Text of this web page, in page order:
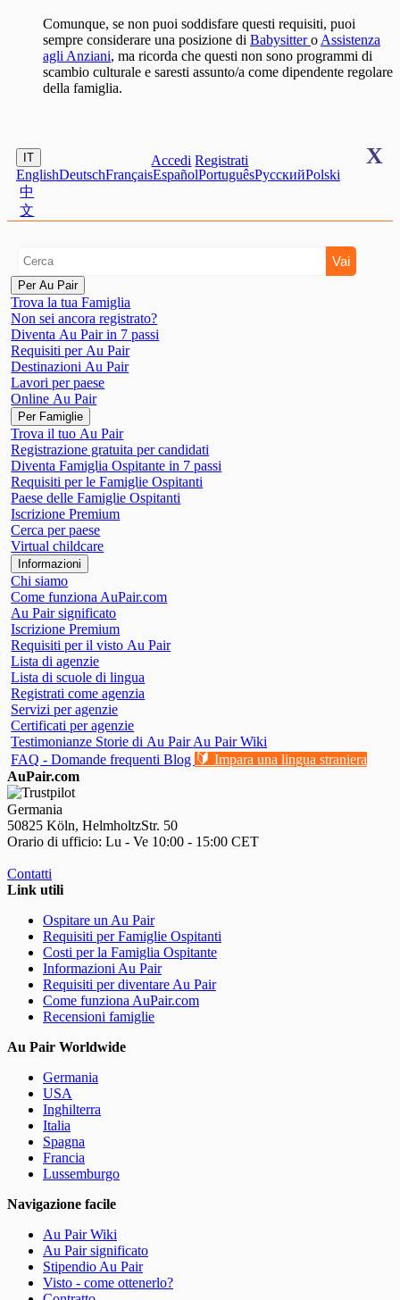
Comunque, se non puoi soddisfare questi requisiti, puoi
sempre considerare una posizione di Babysittero Assistenza
agli Anziani, ma ricorda che questi non sono programmi di
scambio culturale e saresti assunto/a come dipendente regolare
della famiglia.
IT
EnglishDeutschFrançaisEspañolPortuguêsPусскийPolski
中
文
Accedi Registrati X
Per Au Pair
Trova la tua Famiglia
Non sei ancora registrato?
Diventa Au Pair in 7 passi
Requisiti per Au Pair
Destinazioni Au Pair
Lavori per paese
Online Au Pair
Per Famiglie
Trova il tuo Au Pair
Registrazione gratuita per candidati
Diventa Famiglia Ospitante in 7 passi
Requisiti per le Famiglie Ospitanti
Paese delle Famiglie Ospitanti
Iscrizione Premium
Cerca per paese
Virtual childcare
Informazioni
Chi siamo
Come funziona AuPair.com
Au Pair significato
Iscrizione Premium
Requisiti per il visto Au Pair
Lista di agenzie
Lista di scuole di lingua
Registrati come agenzia
Servizi per agenzie
Certificati per agenzie
Testimonianze Storie di Au PairAu Pair Wiki
FAQ - Domande frequentiBlog 🔰 Impara una lingua straniera
AuPair.com
Germania
50825 Köln, HelmholtzStr. 50
Orario di ufficio: Lu - Ve 10:00 - 15:00 CET
Contatti
Link utili
Ospitare un Au Pair
Requisiti per Famiglie Ospitanti
Costi per la Famiglia Ospitante
Informazioni Au Pair
Requisiti per diventare Au Pair
Come funziona AuPair.com
Recensioni famiglie
Au Pair Worldwide
Germania
USA
Inghilterra
Italia
Spagna
Francia
Lussemburgo
Navigazione facile
Au Pair Wiki
Au Pair significato
Stipendio Au Pair
Visto - come ottenerlo?